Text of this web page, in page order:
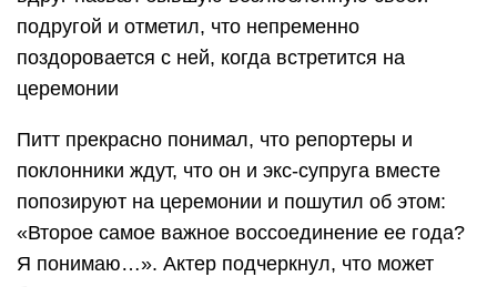
подругой и отметил, что непременно
поздоровается с ней, когда встретится на
церемонии
Питт прекрасно понимал, что репортеры и
поклонники ждут, что он и экс-супруга вместе
попозируют на церемонии и пошутил об этом:
«Второе самое важное воссоединение ее года?
Я понимаю…». Актер подчеркнул, что может